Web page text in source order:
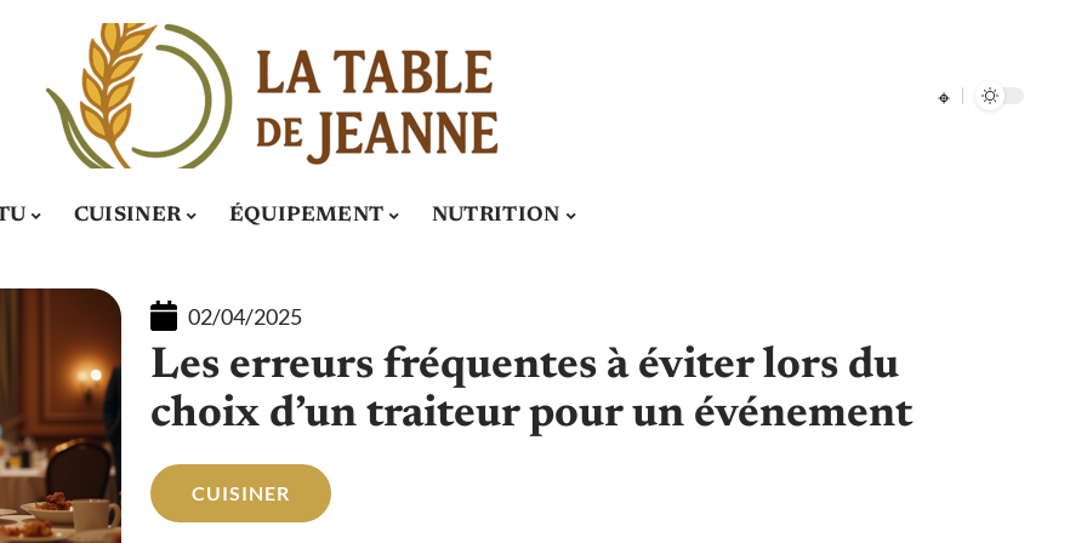
CUISINER ÉQUIPEMENT NUTRITION
02/04/2025
Les erreurs fréquentes à éviter lors du
choix d’un traiteur pour un événement
CUISINER